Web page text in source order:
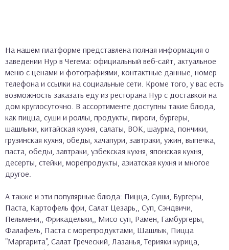
На нашем платформе представлена полная информация о
заведении Нур в Чегема: официальный веб-сайт, актуальное
меню с ценами и фотографиями, контактные данные, номер
телефона и ссылки на социальные сети. Кроме того, у вас есть
возможность заказать еду из ресторана Нур с доставкой на
дом круглосуточно. В ассортименте доступны такие блюда,
как пицца, суши и роллы, продукты, пироги, бургеры,
шашлыки, китайская кухня, салаты, ВОК, шаурма, пончики,
грузинская кухня, обеды, хачапури, завтраки, ужин, выпечка,
паста, обеды, завтраки, узбекская кухня, японская кухня,
десерты, стейки, морепродукты, азиатская кухня и многое
другое.
А также и эти популярные блюда: Пицца, Суши, Бургеры,
Паста, Картофель фри, Салат Цезарь,, Суп, Сэндвичи,
Пельмени,, Фрикадельки,, Мисо суп, Рамен, Гамбургеры,
Фалафель, Паста с морепродуктами, Шашлык, Пицца
"Маргарита", Салат Греческий, Лазанья, Терияки курица,